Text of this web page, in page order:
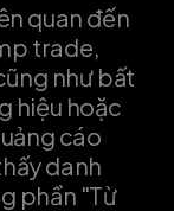
quan đến
trade,
như bất
hiệu hoặc
cáo
danh
phần "Từ